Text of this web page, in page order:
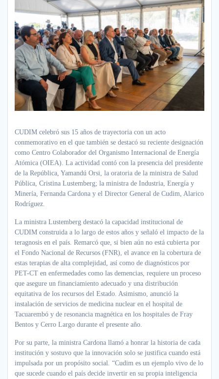
CUDIM celebró sus 15 años de trayectoria con un acto
conmemorativo en el que también se destacó su reciente designación
como Centro Colaborador del Organismo Internacional de Energía
Atómica (OIEA). La actividad contó con la presencia del presidente
de la República, Yamandú Orsi, la oratoria de la ministra de Salud
Pública, Cristina Lustemberg; la ministra de Industria, Energía y
Minería, Fernanda Cardona y el Director General de Cudim, Alarico
Rodríguez.
La ministra Lustemberg destacó la capacidad institucional de
CUDIM construida a lo largo de estos años y señaló el impacto de la
teragnosis en el país. Remarcó que, si bien aún no está cubierta por
el Fondo Nacional de Recursos (FNR), el avance en la cobertura de
estas terapias de alta complejidad, así como de diagnósticos por
PET-CT en enfermedades como las demencias, requiere un proceso
que asegure un financiamiento adecuado y una distribución
equitativa de los recursos del Estado. Asimismo, anunció la
instalación de servicios de medicina nuclear en el hospital de
Tacuarembó y de resonancia magnética en los hospitales de Fray
Bentos y Cerro Largo durante el presente año.
Por su parte, la ministra Cardona llamó a honrar la historia de cada
institución y sostuvo que la innovación solo se justifica cuando está
impulsada por un propósito social. “Cudim es un ejemplo vivo de lo
que sucede cuando el país decide invertir en su propia inteligencia